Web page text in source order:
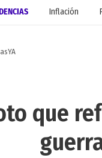
Inflación
que